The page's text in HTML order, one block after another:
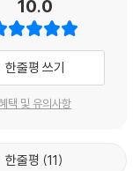
지 경험을 기초로 이야
는 맛있는 에피타이저
하드웨어와 소프트웨
을 알아야 하는 것이
. 즉 하드웨어와 소프트
10.0
한줄평 쓰기
택 및 유의사항
한줄평 11